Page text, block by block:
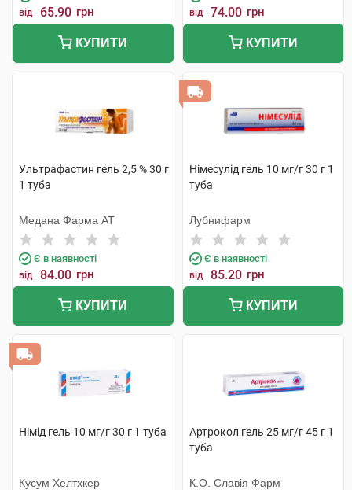
від 65.90 грн
КУПИТИ
від 74.00 грн
КУПИТИ
Ультрафастин гель 2,5 % 30 г
1 туба
Медана Фарма АТ
Є в наявності
від 84.00 грн
КУПИТИ
Німесулід гель 10 мг/г 30 г 1
туба
Лубнифарм
Є в наявності
від 85.20 грн
КУПИТИ
Німід гель 10 мг/г 30 г 1 туба
Кусум Хелтхкер
Артрокол гель 25 мг/г 45 г 1
туба
К.О. Славія Фарм